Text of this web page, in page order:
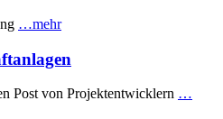
…mehr
Post von Projektentwicklern …